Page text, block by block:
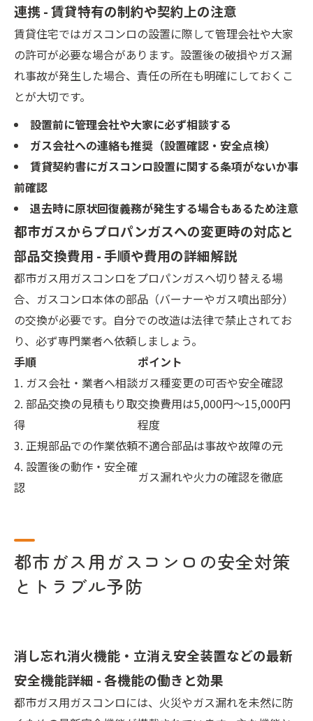
連携 - 賃貸特有の制約や契約上の注意
賃貸住宅ではガスコンロの設置に際して管理会社や大家
の許可が必要な場合があります。設置後の破損やガス漏
れ事故が発生した場合、責任の所在も明確にしておくこ
とが大切です。
設置前に管理会社や大家に必ず相談する
ガス会社への連絡も推奨（設置確認・安全点検）
賃貸契約書にガスコンロ設置に関する条項がないか事
前確認
退去時に原状回復義務が発生する場合もあるため注意
都市ガスからプロパンガスへの変更時の対応と
部品交換費用 - 手順や費用の詳細解説
都市ガス用ガスコンロをプロパンガスへ切り替える場
合、ガスコンロ本体の部品（バーナーやガス噴出部分）
の交換が必要です。自分での改造は法律で禁止されてお
り、必ず専門業者へ依頼しましょう。
手順
ポイント
1. ガス会社・業者へ相談ガス種変更の可否や安全確認
2. 部品交換の見積もり取
得
交換費用は5,000円～15,000円
程度
3. 正規部品での作業依頼不適合部品は事故や故障の元
4. 設置後の動作・安全確
認
ガス漏れや火力の確認を徹底
都市ガス用ガスコンロの安全対策
とトラブル予防
消し忘れ消火機能・立消え安全装置などの最新
安全機能詳細 - 各機能の働きと効果
都市ガス用ガスコンロには、火災やガス漏れを未然に防